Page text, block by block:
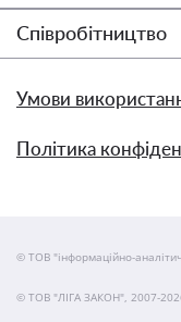
Співробітництво
Умови
Політика
© ТОВ "інформаційно-
© ТОВ "ЛІГА ЗАКОН", 2007-